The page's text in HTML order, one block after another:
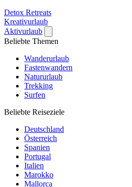
Detox Retreats
Kreativurlaub
Aktivurlaub
Beliebte Themen
Wanderurlaub
Fastenwandern
Natururlaub
Trekking
Surfen
Beliebte Reiseziele
Deutschland
Österreich
Spanien
Portugal
Italien
Marokko
Mallorca